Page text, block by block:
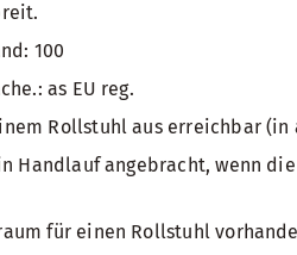
100
as EU reg.
Rollstuhl aus erreichbar
Handlauf angebracht, wenn
für einen Rollstuhl